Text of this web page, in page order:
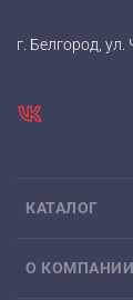
КАТАЛОГ
О КОМПАНИИ
г. Белгород, ул.